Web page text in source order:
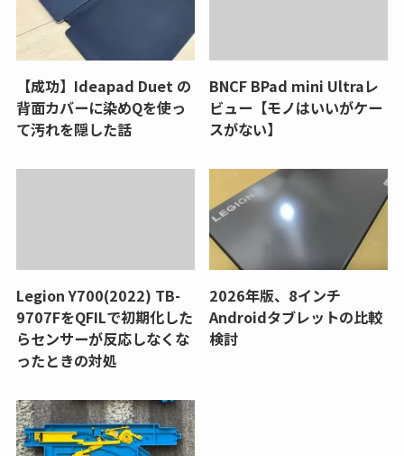
【成功】Ideapad Duet の
背面カバーに染めQを使っ
て汚れを隠した話
BNCF BPad mini Ultraレ
ビュー【モノはいいがケー
スがない】
Legion Y700(2022) TB-
9707FをQFILで初期化した
らセンサーが反応しなくな
ったときの対処
2026年版、8インチ
Androidタブレットの比較
検討